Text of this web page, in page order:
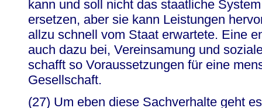
kann und soll nicht das staatliche
ersetzen, aber sie kann Leistungen
allzu schnell vom Staat erwartete. Eine
auch dazu bei, Vereinsamung und
schafft so Voraussetzungen für eine
Gesellschaft.
(27) Um eben diese Sachverhalte geht